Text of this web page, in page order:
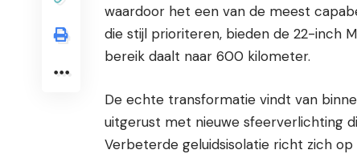
waardoor het een van de meest
die stijl prioriteren, bieden de 22-inch
bereik daalt naar 600 kilometer.
De echte transformatie vindt van
uitgerust met nieuwe sfeerverlichting
Verbeterde geluidsisolatie richt zich